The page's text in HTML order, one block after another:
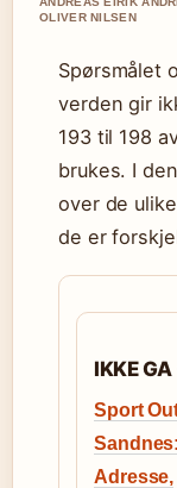
OLIVER NILSEN
Spørsmålet
verden gir
193 til 198
brukes. I
over de
de er
IKKE GA
Sport
Sandnes:
Adresse,